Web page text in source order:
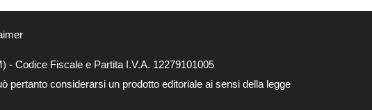
- Codice Fiscale e Partita I.V.A. 12279101005
pertanto considerarsi un prodotto editoriale ai sensi della legge